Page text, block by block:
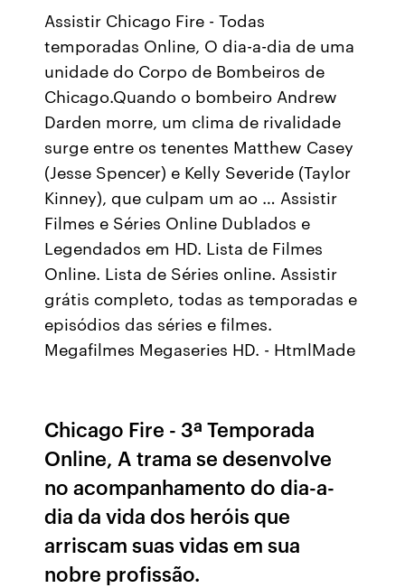
Assistir Chicago Fire - Todas
temporadas Online, O dia-a-dia de uma
unidade do Corpo de Bombeiros de
Chicago.Quando o bombeiro Andrew
Darden morre, um clima de rivalidade
surge entre os tenentes Matthew Casey
(Jesse Spencer) e Kelly Severide (Taylor
Kinney), que culpam um ao … Assistir
Filmes e Séries Online Dublados e
Legendados em HD. Lista de Filmes
Online. Lista de Séries online. Assistir
grátis completo, todas as temporadas e
episódios das séries e filmes.
Megafilmes Megaseries HD. - HtmlMade
Chicago Fire - 3ª Temporada
Online, A trama se desenvolve
no acompanhamento do dia-a-
dia da vida dos heróis que
arriscam suas vidas em sua
nobre profissão.